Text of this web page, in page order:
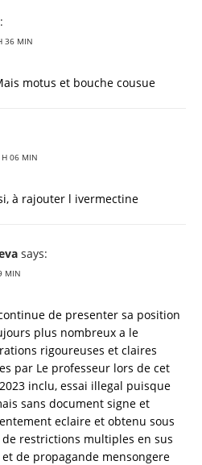
36 MIN
motus et bouche cousue
H 06 MIN
à rajouter l ivermectine
says:
MIN
de presenter sa position
plus nombreux a le
rigoureuses et claires
par Le professeur lors de cet
inclu, essai illegal puisque
sans document signe et
eclaire et obtenu sous
restrictions multiples en sus
de propagande mensongere